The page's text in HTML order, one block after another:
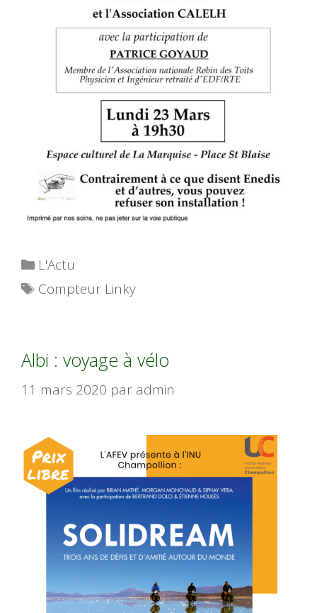
Catégories
L'Actu
Étiquettes
Compteur Linky
Albi : voyage à vélo
11 mars 2020 par admin